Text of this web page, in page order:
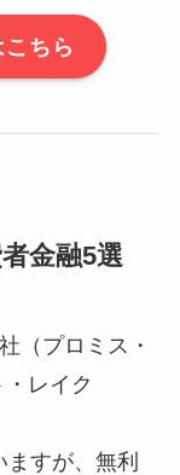
ちら
金融5選
（プロミス・
レイク
すが、無利